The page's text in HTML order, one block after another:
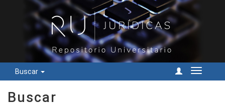
Buscar
Cambiar
Buscar